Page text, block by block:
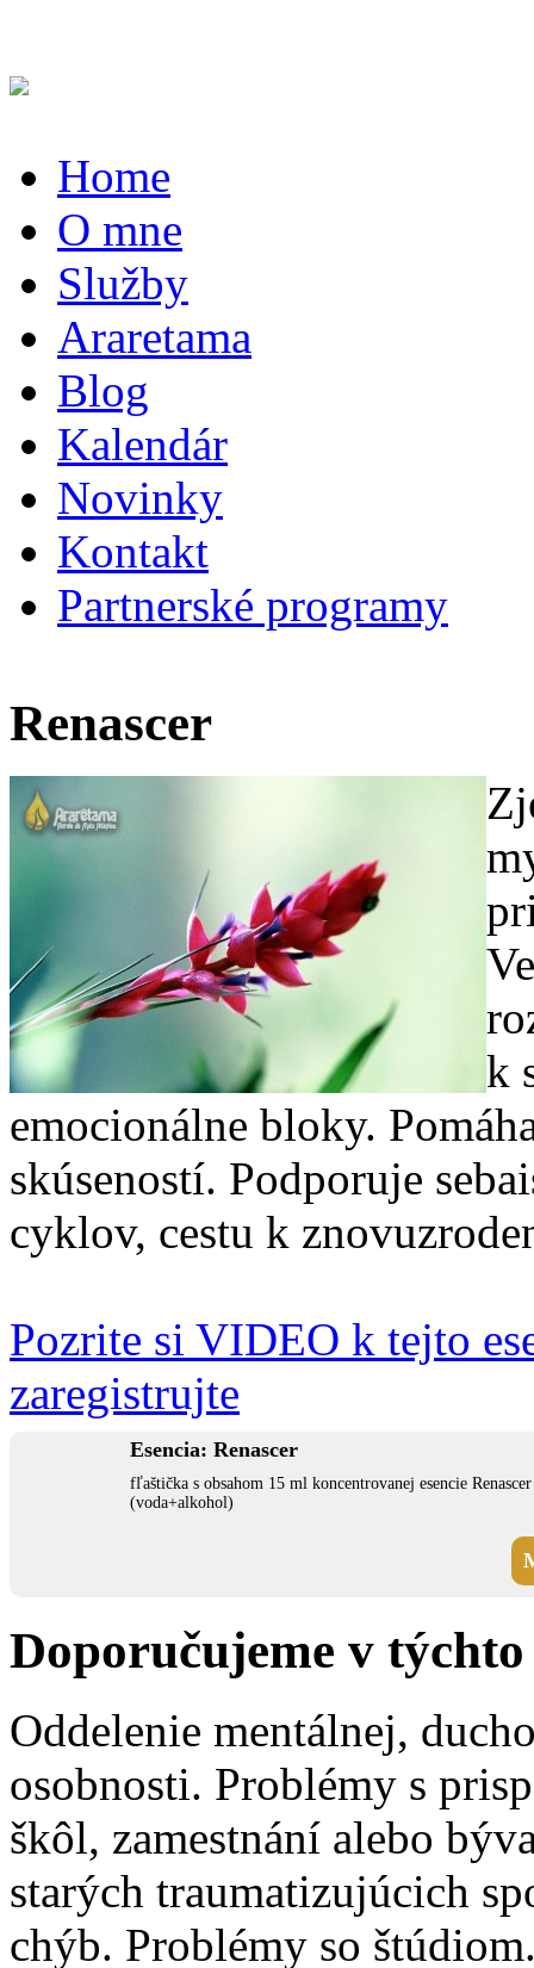
Home
O mne
Služby
Araretama
Blog
Kalendár
Novinky
Kontakt
Partnerské programy
Renascer
k
emocionálne bloky.
skúseností. Podporuje
cyklov, cestu k
Pozrite si VIDEO k tejto
zaregistrujte
Esencia: Renascer
fľaštička s obsahom 15 ml koncentrovanej esencie Renascer
(voda+alkohol)
Doporučujeme v
Oddelenie mentálnej,
osobnosti. Problémy s
škôl, zamestnání alebo
starých traumatizujúcich
chýb. Problémy so